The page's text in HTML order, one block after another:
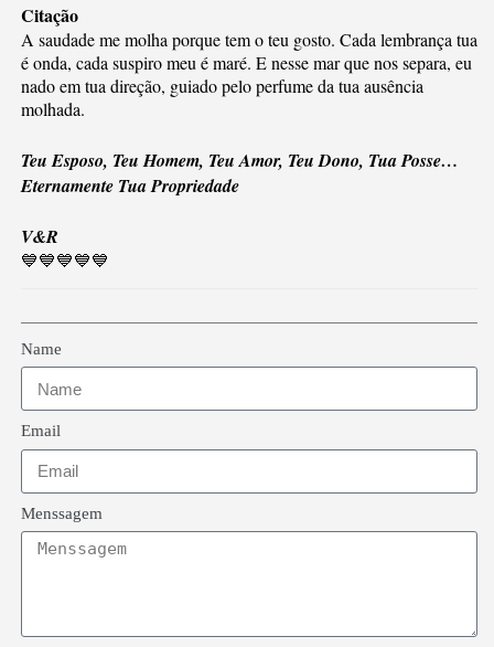
Citação
A saudade me molha porque tem o teu gosto. Cada lembrança tua
é onda, cada suspiro meu é maré. E nesse mar que nos separa, eu
nado em tua direção, guiado pelo perfume da tua ausência
molhada.
Teu Esposo, Teu Homem, Teu Amor, Teu Dono, Tua Posse…
Eternamente Tua Propriedade
V&R
💙💙💙💙💙
Name
Email
Menssagem